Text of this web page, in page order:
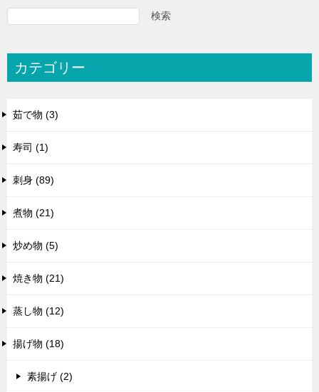
検索
カテゴリー
茹で物 (3)
寿司 (1)
刺身 (89)
煮物 (21)
炒め物 (5)
焼き物 (21)
蒸し物 (12)
揚げ物 (18)
素揚げ (2)